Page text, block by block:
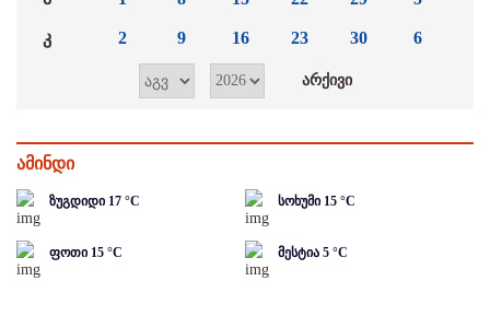
კ 2 9 16 23 30 6
ამინდი
ზუგდიდი 17 °C სოხუმი 15 °C
ფოთი 15 °C მესტია 5 °C